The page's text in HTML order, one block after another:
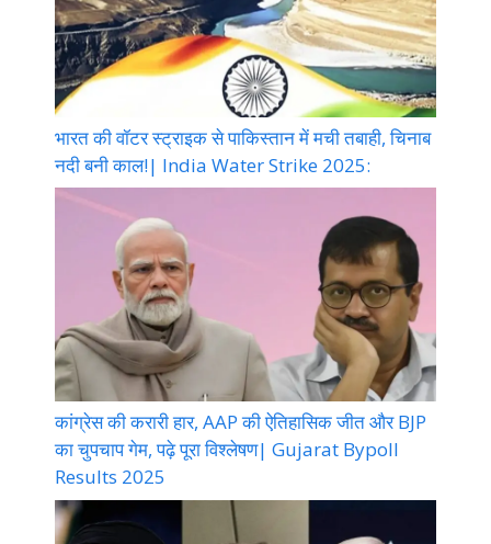
भारत की वॉटर स्ट्राइक से पाकिस्तान में मची तबाही, चिनाब
नदी बनी काल!| India Water Strike 2025:
कांग्रेस की करारी हार, AAP की ऐतिहासिक जीत और BJP
का चुपचाप गेम, पढ़े पूरा विश्लेषण| Gujarat Bypoll
Results 2025